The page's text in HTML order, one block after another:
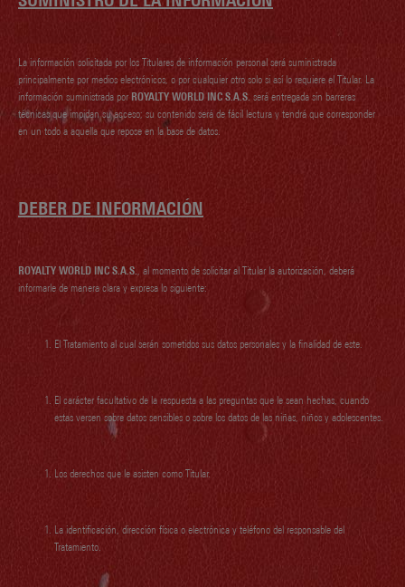
La información solicitada por los Titulares de información personal será suministrada
principalmente por medios electrónicos, o por cualquier otro solo si así lo requiere el Titular. La
información suministrada por ROYALTY WORLD INC S.A.S. será entregada sin barreras
técnicas que impidan su acceso; su contenido será de fácil lectura y tendrá que corresponder
en un todo a aquella que repose en la base de datos.
DEBER DE INFORMACIÓN
ROYALTY WORLD INC S.A.S., al momento de solicitar al Titular la autorización, deberá
informarle de manera clara y expresa lo siguiente:
El Tratamiento al cual serán sometidos sus datos personales y la finalidad de este.
El carácter facultativo de la respuesta a las preguntas que le sean hechas, cuando
estas versen sobre datos sensibles o sobre los datos de las niñas, niños y adolescentes.
Los derechos que le asisten como Titular.
La identificación, dirección física o electrónica y teléfono del responsable del
Tratamiento.